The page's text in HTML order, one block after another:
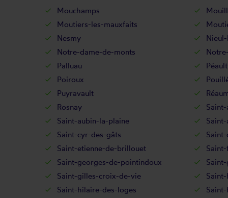
Mouchamps
Moutiers-les-mauxfaits
Nesmy
Notre-dame-de-monts
Palluau
Péault
Poiroux
Puyravault
Rosnay
Saint-aubin-la-plaine
Saint-cyr-des-gâts
Saint-etienne-de-brillouet
Saint-georges-de-pointindoux
Saint-gilles-croix-de-vie
Saint-hilaire-des-loges